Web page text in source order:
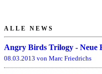
ALLE NEWS
Angry Birds Trilogy - Neue
08.03.2013 von Marc Friedrichs